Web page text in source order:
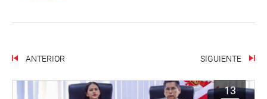
ANTERIOR SIGUIENTE
13